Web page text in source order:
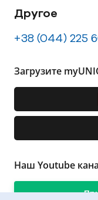
Другое
+38 (044) 225
Загрузите
Наш Youtube